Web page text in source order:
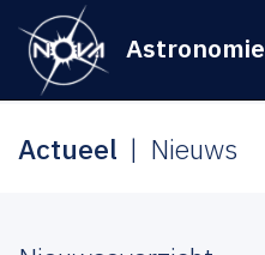
Astronomie
Actueel Nieuws